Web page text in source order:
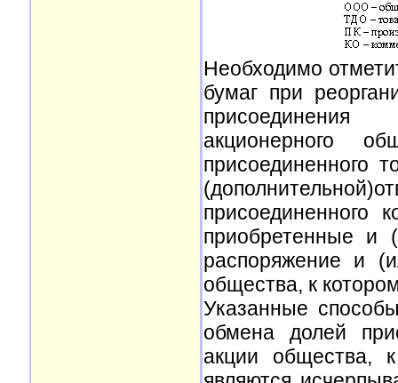
Необходимо
бумаг при
присоединения
акционерного
присоединенного
присоединенного
приобретенные и
распоряжение и
общества, к
Указанные
обмена долей
акции общества,